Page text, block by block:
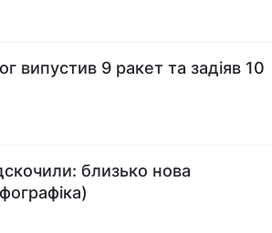
випустив 9 ракет та задіяв 10
близько нова